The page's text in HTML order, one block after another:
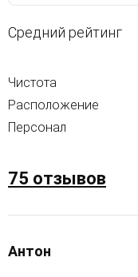
Средний рейтинг
Чистота
Расположение
Персонал
75 отзывов
Антон